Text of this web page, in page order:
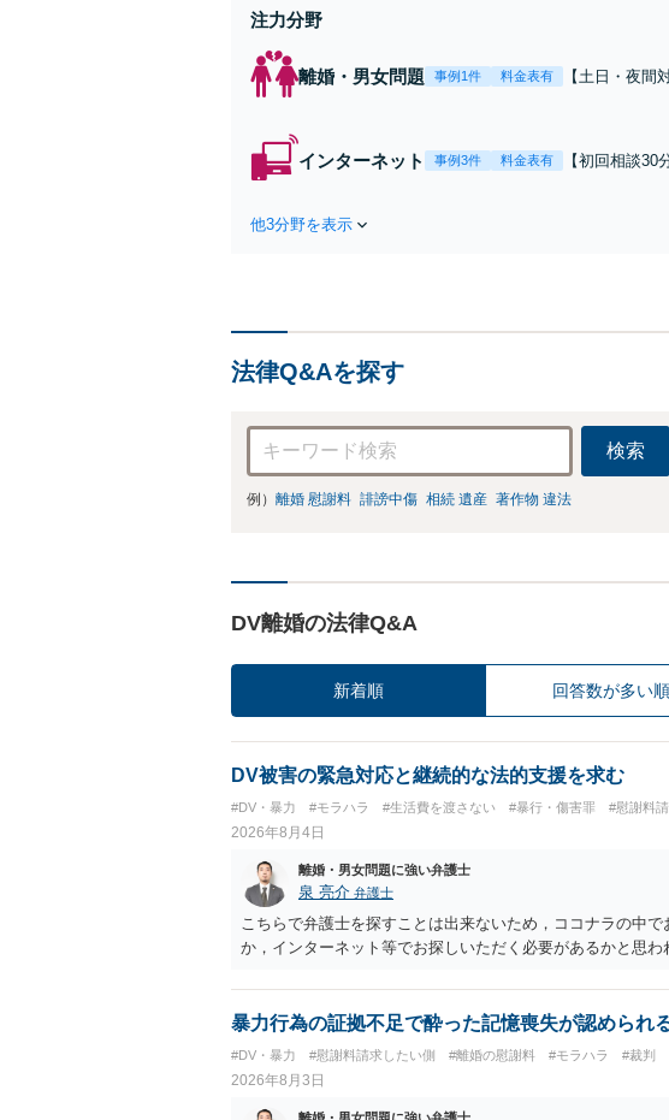
注力分野
離婚・男女問題 事例1件 料金表有
【土日・夜間
金額アップ／
インターネット 事例3件 料金表有
【初回相談30
他3分野を表示
法律Q&Aを探す
検索
例） 離婚 慰謝料 誹謗中傷 相続 遺産 著作物 違法
DV離婚の法律Q&A
新着順 回答数が多い順
DV被害の緊急対応と継続的な法的支援を求む
#DV・暴力 #モラハラ #生活費を渡さない #暴行・傷害罪 #慰謝料
2026年8月4日
離婚・男女問題に強い弁護士
泉 亮介 弁護士
こちらで弁護士を探すことは出来ないため，ココナラの中
か，インターネット等でお探しいただく必要があるかと思わ
暴力行為の証拠不足で酔った記憶喪失が認められ
#DV・暴力 #慰謝料請求したい側 #離婚の慰謝料 #モラハラ #裁判
2026年8月3日